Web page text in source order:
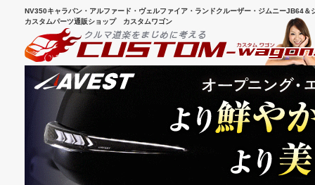
NV350キャラバン・アルファード・ヴェルファイア・ランドクルーザー・ジムニーJB64
カスタムパーツ通販ショップ カスタムワゴン